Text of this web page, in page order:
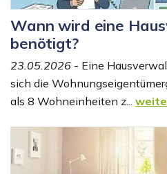
Wann wird eine
benötigt?
23.05.2026 - Eine
sich die
als 8 Wohneinheiten z...